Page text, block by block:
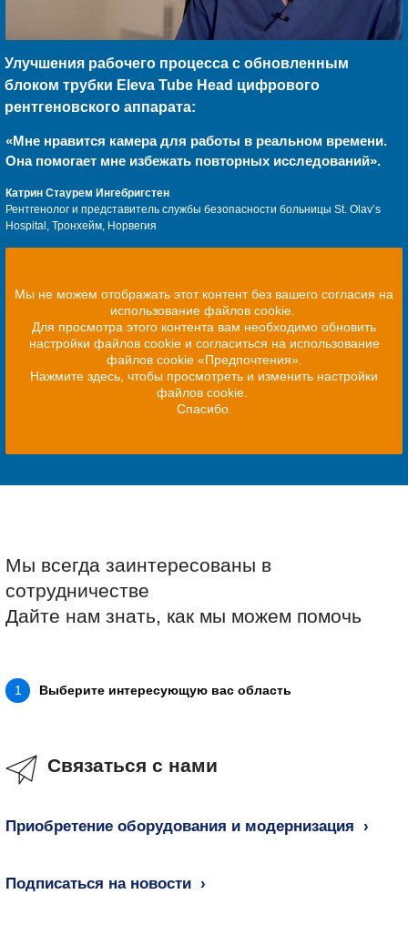
Улучшения рабочего процесса с обновленным
блоком трубки Eleva Tube Head цифрового
рентгеновского аппарата:
«Мне нравится камера для работы в реальном времени.
Она помогает мне избежать повторных исследований».
Катрин Стаурем Ингебригстен
Рентгенолог и представитель службы безопасности больницы St. Olav’s
Hospital, Тронхейм, Норвегия
Мы не можем отображать этот контент без вашего согласия на
использование файлов cookie.
Для просмотра этого контента вам необходимо обновить
настройки файлов cookie и согласиться на использование
файлов cookie «Предпочтения».
Нажмите здесь, чтобы просмотреть и изменить настройки
файлов cookie.
Спасибо.
Мы всегда заинтересованы в
сотрудничестве
Дайте нам знать, как мы можем помочь
1 Выберите интересующую вас область
Связаться с нами
Приобретение оборудования и модернизация
Подписаться на новости